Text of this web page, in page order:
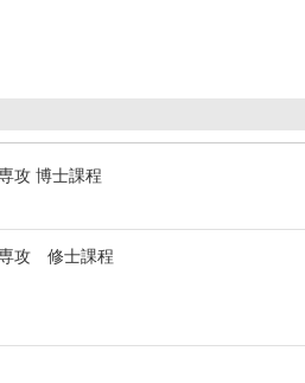
攻 博士課程
攻 修士課程